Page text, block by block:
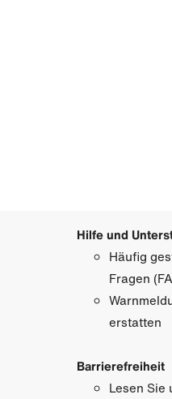
Hilfe und
Häufig
Fragen
erstatten
Barrierefreiheit
Lesen Sie